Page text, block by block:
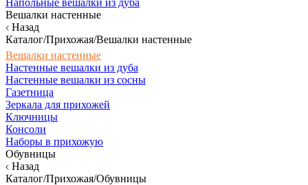
Напольные вешалки из дуба
Вешалки настенные
Назад
Каталог/Прихожая/Вешалки настенные
Вешалки настенные
Настенные вешалки из дуба
Настенные вешалки из сосны
Газетница
Зеркала для прихожей
Ключницы
Консоли
Наборы в прихожую
Обувницы
Назад
Каталог/Прихожая/Обувницы